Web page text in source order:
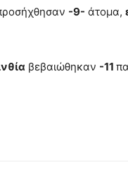
-9- άτομα,
βεβαιώθηκαν -11